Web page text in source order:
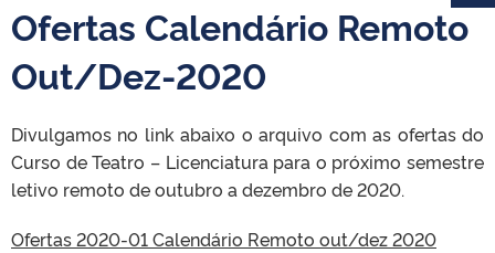
PORTARIAS
Ofertas Calendário Remoto
Out/Dez-2020
Divulgamos no link abaixo o arquivo com as ofertas do
Curso de Teatro – Licenciatura para o próximo semestre
letivo remoto de outubro a dezembro de 2020.
Ofertas 2020-01 Calendário Remoto out/dez 2020